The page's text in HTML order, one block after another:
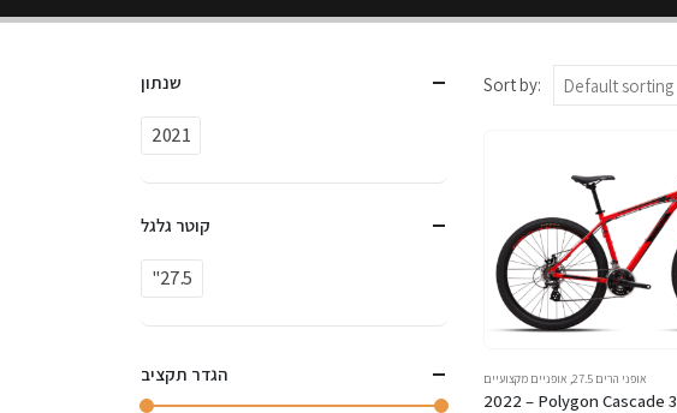
Sort by:
אופני הרים 27.5 , אופניים מקצועיים
2022 – Polygon Cascade 3
שנתון
2021
קוטר גלגל
"27.5
הגדר תקציב